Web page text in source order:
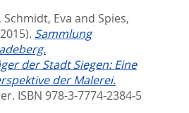
, Schmidt, Eva and Spies,
Sammlung
der Stadt Siegen: Eine
der Malerei.
ISBN 978-3-7774-2384-5